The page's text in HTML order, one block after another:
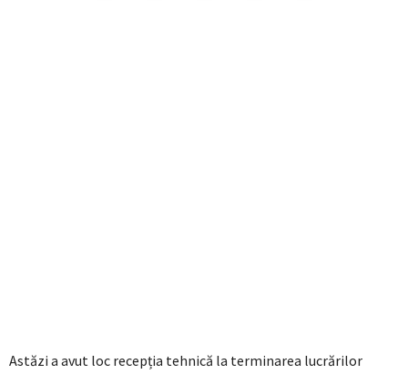
Astăzi a avut loc recepția tehnică la terminarea lucrărilor